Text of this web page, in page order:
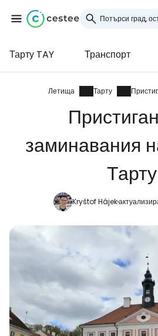
Тарту TAY Транспорт
Летища Тарту
заминавания
Тарту
Kryštof Hájek
Влезте в
... световната общност на
Продължете с
Продължете с